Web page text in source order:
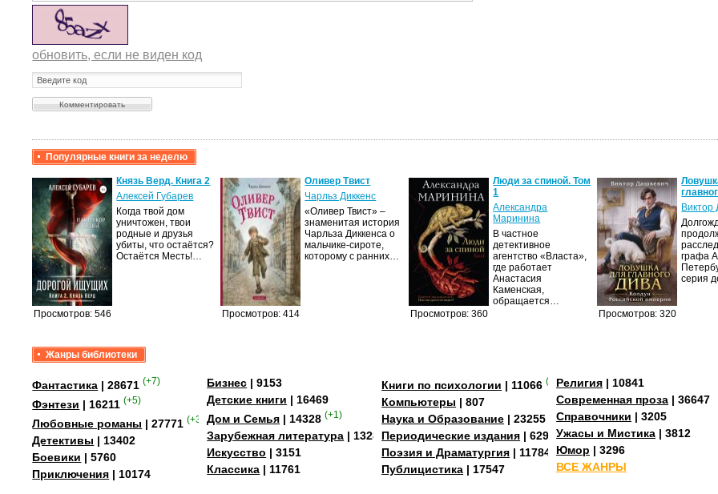
обновить, если не виден код
Популярные книги за неделю
Просмотров: 546
Князь Верд. Книга 2
Алексей Губарев
Когда твой дом
уничтожен, твои
родные и друзья
убиты, что остаётся?
Остаётся Месть!…
Просмотров: 414
Оливер Твист
Чарльз Диккенс
«Оливер Твист» –
знаменитая история
Чарльза Диккенса о
мальчике-сироте,
которому с ранних…
Просмотров: 360
Люди за спиной. Том
1
Александра
Маринина
В частное
детективное
агентство «Власта»,
где работает
Анастасия
Каменская,
обращается…
Просмотров: 320
Виктор
графа
серия
Жанры библиотеки
Фантастика | 28671 (+7)
Фэнтези | 16211 (+5)
Любовные романы | 27771 (+35)
Детективы | 13402
Боевики | 5760
Приключения | 10174
Бизнес | 9153
Детские книги | 16469
Дом и Семья | 14328 (+1)
Зарубежная литература | 13288
Искусство | 3151
Классика | 11761
Книги по психологии | 11066 (+3)
Компьютеры | 807
Наука и Образование | 23255
Периодические издания | 629
Поэзия и Драматургия | 11784
Публицистика | 17547
Религия | 10841
Современная проза | 36647
Справочники | 3205
Ужасы и Мистика | 3812
Юмор | 3296
ВСЕ ЖАНРЫ